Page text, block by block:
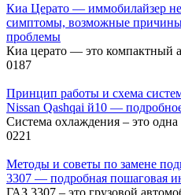
Киа Церато — иммобилайзер
симптомы, возможные
проблемы
Киа церато — это компактный
0187
Принцип работы и схема
Nissan Qashqai й10 —
Система охлаждения – это
0221
Методы и советы по замене
3307 — подробная пошаговая
ГАЗ 3307 – это грузовой